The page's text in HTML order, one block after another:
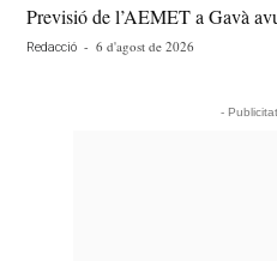
Previsió de l’AEMET a Gavà
Redacció - 6 d'agost de 2026
-